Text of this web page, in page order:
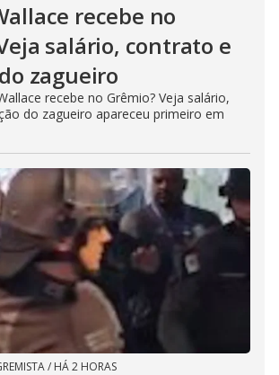
recebe no
salário, contrato e
zagueiro
recebe no Grêmio? Veja salário,
do zagueiro apareceu primeiro em
/ HÁ 2 HORAS